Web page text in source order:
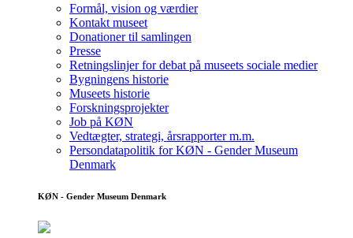
Formål, vision og værdier
Kontakt museet
Donationer til samlingen
Presse
Retningslinjer for debat på museets sociale medier
Bygningens historie
Museets historie
Forskningsprojekter
Job på KØN
Vedtægter, strategi, årsrapporter m.m.
Persondatapolitik for KØN - Gender Museum
Denmark
KØN - Gender Museum Denmark